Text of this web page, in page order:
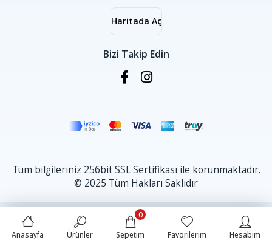
Haritada Aç
Bizi Takip Edin
Tüm bilgileriniz 256bit SSL Sertifikası ile korunmaktadır.
© 2025 Tüm Hakları Saklıdır
Anasayfa Ürünler Sepetim
0
Favorilerim
Hesabım